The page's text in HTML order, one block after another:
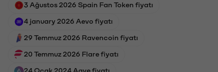
3 Ağustos 2026 Spain Fan Token fiyatı
4 january 2026 Aevo fiyatı
29 Temmuz 2026 Ravencoin fiyatı
20 Temmuz 2026 Flare fiyatı
24 Ocak 2024 Aave fiyatı